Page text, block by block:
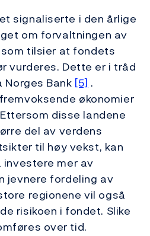
signaliserte i den årlige
om forvaltningen av
tilsier at fondets
vurderes. Dette er i tråd
Bank [5] .
økonomier
disse landene
del av verdens
til høy vekst, kan
mer av
jevnere fordeling av
regionene vil også
risikoen i fondet. Slike
over tid.